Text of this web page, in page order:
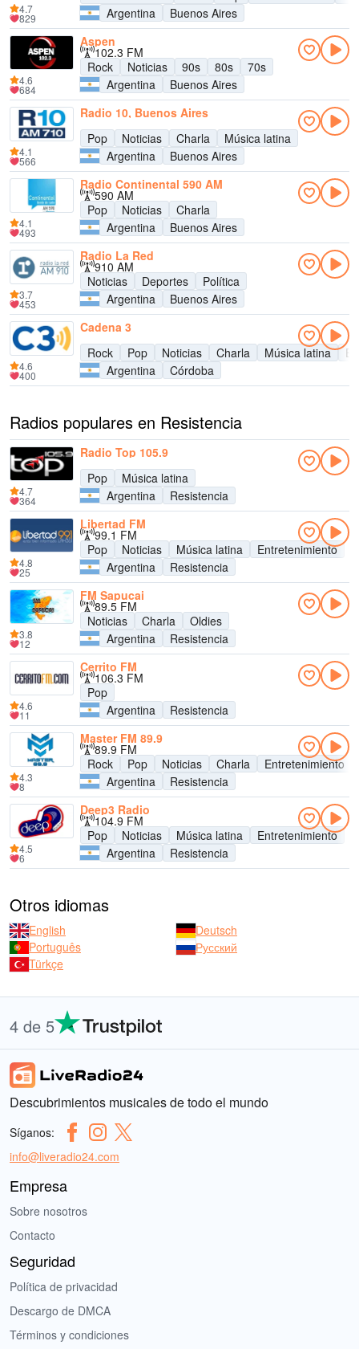
Argentina
Buenos Aires
4.7
829
Aspen
102.3 FM
Rock
Noticias 90s 80s
70s
Argentina
Buenos Aires
4.6
684
Radio 10, Buenos Aires
Pop
Noticias Charla
Música latina
Argentina
Buenos Aires
4.1
566
Radio Continental 590 AM
590 AM
Pop
Noticias
Charla
Argentina
Buenos Aires
4.1
493
Radio La Red
910 AM
Noticias
Deportes
Política
Argentina
Buenos Aires
3.7
453
Cadena 3
Rock
Pop Noticias Charla Música latina
Argentina
Córdoba
4.6
400
Radios populares en Resistencia
Radio Top 105.9
Pop
Música latina
Argentina
Resistencia
4.7
364
Libertad FM
99.1 FM
Pop
Noticias Música latina
Entretenimiento
Argentina
Resistencia
4.8
25
FM Sapucai
89.5 FM
Noticias
Charla
Oldies
Argentina
Resistencia
3.8
12
Cerrito FM
106.3 FM
Pop
Argentina
Resistencia
4.6
11
Master FM 89.9
89.9 FM
Rock
Pop Noticias Charla
Entretenimiento
Argentina
Resistencia
4.3
8
Deep3 Radio
104.9 FM
Pop
Noticias Música latina
Entretenimiento
Argentina
Resistencia
4.5
6
Otros idiomas
English
Deutsch
Português
Русский
Türkçe
4 de 5
Descubrimientos musicales de todo el mundo
Síganos:
info@liveradio24.com
Empresa
Sobre nosotros
Contacto
Seguridad
Política de privacidad
Descargo de DMCA
Términos y condiciones